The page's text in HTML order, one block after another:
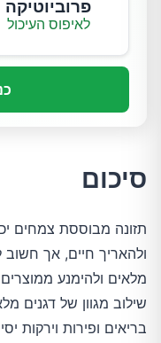
פרוביוטיקה
לאיפוס העיכול
סיכום
תזונה מבוססת צמחים
ולהאריך חיים, אך חשוב
מלאים ולהימנע
שילוב מגוון של דגנים
בריאים ופירות וירקות